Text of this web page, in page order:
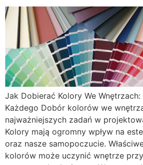
Jak Dobierać Kolory We
Każdego Dobór kolorów we
najważniejszych zadań w
Kolory mają ogromny wpływ na
oraz nasze samopoczucie.
kolorów może uczynić wnętrze